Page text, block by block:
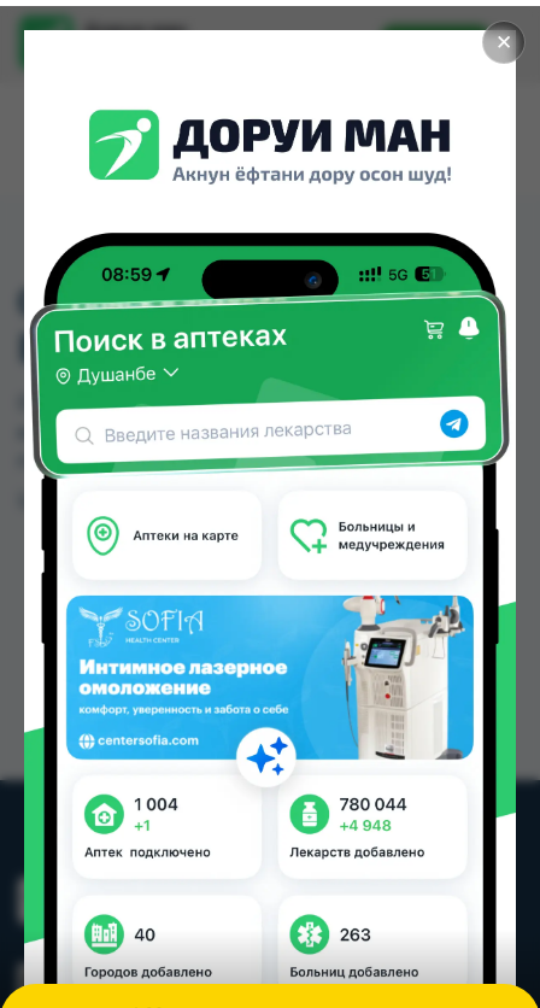
✕
Доруи ман
Установить
0749 ХАЛЬГУС
ВАЛЬГУС РАЗ UNI
0749 ХАЛЬГУС ВАЛЬГУС РАЗ UNI можно купить
или заказать в аптеках Душанбе и других
городах Таджикистана